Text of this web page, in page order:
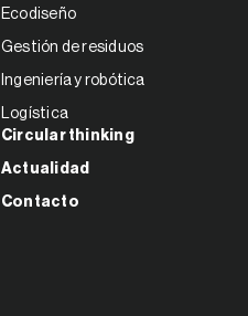
Ecodiseño
Gestión de residuos
Ingeniería y robótica
Logística
Circular thinking
Actualidad
Contacto